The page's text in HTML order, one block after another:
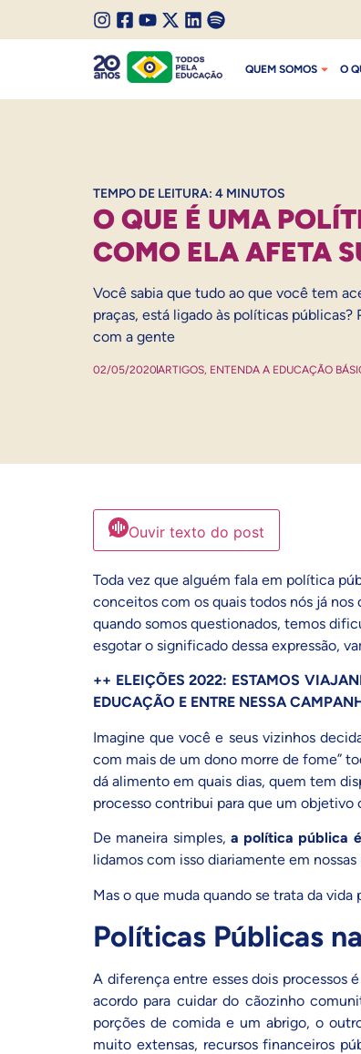
SALTAR PARA O CONTEÚDO
SALTAR PARA O MENU
I
n
s
m
F
c
Y
o
u
X
/
T
r
L
n
S
o
QUEM SOMOS O
TEMPO DE LEITURA: 4 MINUTOS
O QUE É UMA
COMO ELA AFETA
Você sabia que tudo ao que você tem
praças, está ligado às políticas públicas?
com a gente
02/05/2020ARTIGOS, ENTENDA A EDUCAÇÃO
Ouvir texto do post
Toda vez que alguém fala em política
conceitos com os quais todos nós já nos
quando somos questionados, temos
esgotar o significado dessa expressão,
++ ELEIÇÕES 2022: ESTAMOS
EDUCAÇÃO E ENTRE NESSA
Imagine que você e seus vizinhos
com mais de um dono morre de fome”
dá alimento em quais dias, quem tem
processo contribui para que um
De maneira simples, a política pública
lidamos com isso diariamente em
Mas o que muda quando se trata da
Políticas Públicas
A diferença entre esses dois processos
acordo para cuidar do cãozinho
porções de comida e um abrigo, o
muito extensas, recursos financeiros